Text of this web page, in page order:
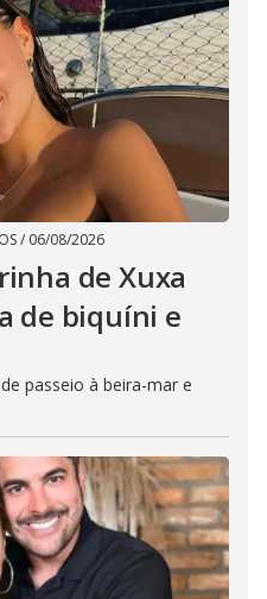
/ 06/08/2026
de Xuxa
de biquíni e
passeio à beira-mar e